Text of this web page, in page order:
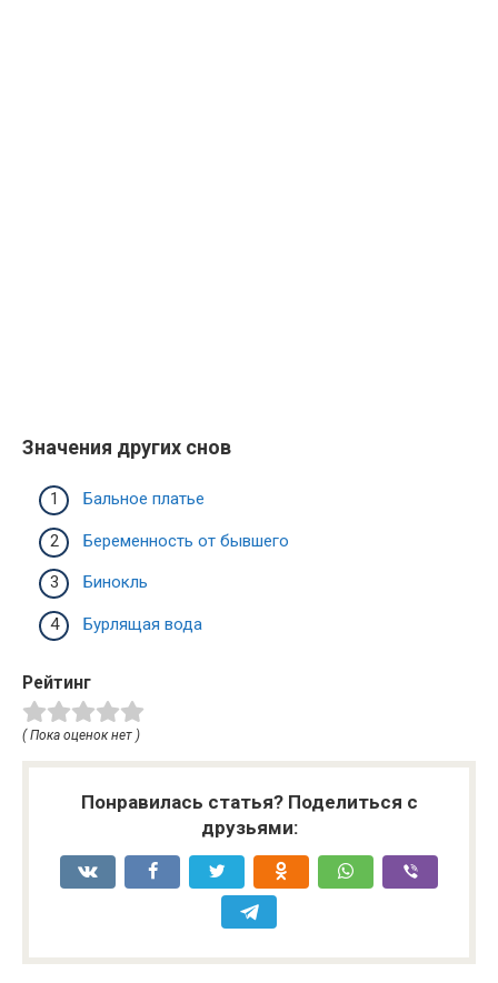
Значения других снов
Бальное платье
Беременность от бывшего
Бинокль
Бурлящая вода
Рейтинг
( Пока оценок нет )
Понравилась статья? Поделиться с
друзьями: